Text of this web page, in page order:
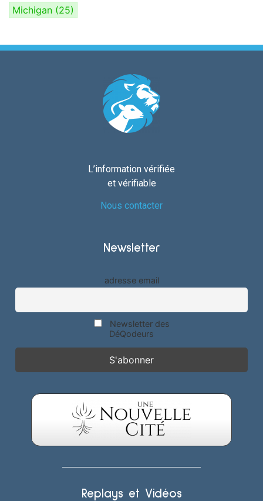
Michigan (25)
L’information vérifiée
et vérifiable
Nous contacter
Newsletter
adresse email
Newsletter des
DéQodeurs
Replays et Vidéos